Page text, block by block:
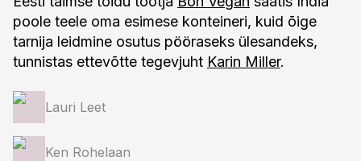
poole teele oma esimese konteineri, kuid õige
tarnija leidmine osutus pööraseks ülesandeks,
tunnistas ettevõtte tegevjuht Karin Miller.
Lauri Leet
Ken Rohelaan